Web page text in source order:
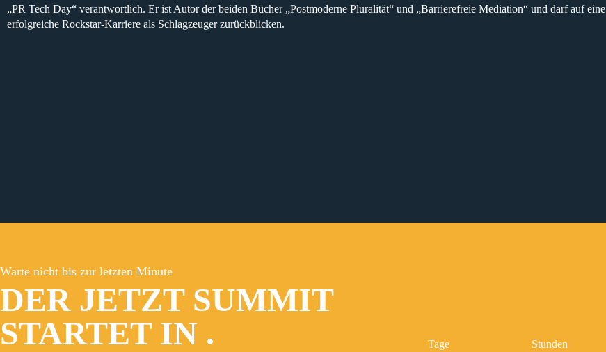
„PR Tech Day“ verantwortlich. Er ist Autor der beiden Bücher „Postmoderne Pluralität“ und „Barrierefreie Mediation“ und darf auf eine
erfolgreiche Rockstar-Karriere als Schlagzeuger zurückblicken.
Warte nicht bis zur letzten Minute
DER JETZT SUMMIT
STARTET IN . Tage Stunden